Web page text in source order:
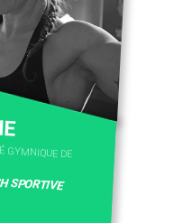
GYMNIQUE DE
SPORTIVE